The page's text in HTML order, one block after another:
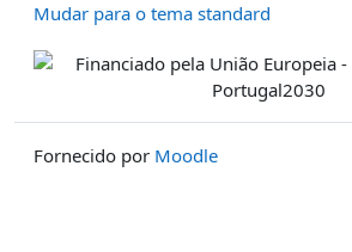
Mudar para o tema standard
Fornecido por Moodle